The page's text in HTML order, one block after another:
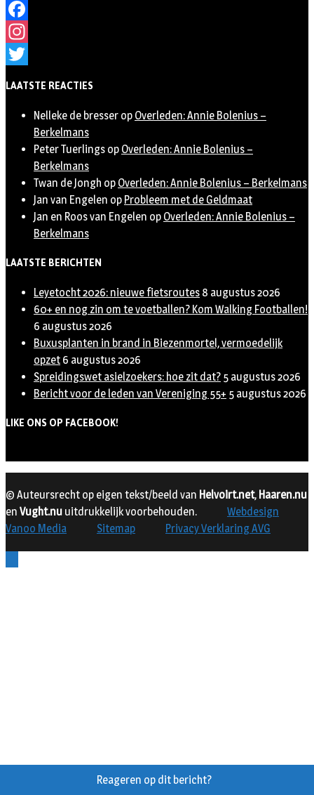
Facebook
Instagram
LAATSTE REACTIES
Nelleke de bresser op Overleden: Annie Bolenius –
Berkelmans
Peter Tuerlings op Overleden: Annie Bolenius –
Berkelmans
Twan de Jongh op Overleden: Annie Bolenius – Berkelmans
Jan van Engelen op Probleem met de Geldmaat
Jan en Roos van Engelen op Overleden: Annie Bolenius –
Berkelmans
LAATSTE BERICHTEN
Leyetocht 2026: nieuwe fietsroutes 8 augustus 2026
60+ en nog zin om te voetballen? Kom Walking Footballen!
6 augustus 2026
Buxusplanten in brand in Biezenmortel, vermoedelijk
opzet 6 augustus 2026
Spreidingswet asielzoekers: hoe zit dat? 5 augustus 2026
Bericht voor de leden van Vereniging 55+ 5 augustus 2026
LIKE ONS OP FACEBOOK!
Reageren op dit bericht?
© Auteursrecht op eigen tekst/beeld van Helvoirt.net, Haaren.nu
en Vught.nu uitdrukkelijk voorbehouden.
Webdesign
Vanoo Media
Sitemap Privacy Verklaring AVG